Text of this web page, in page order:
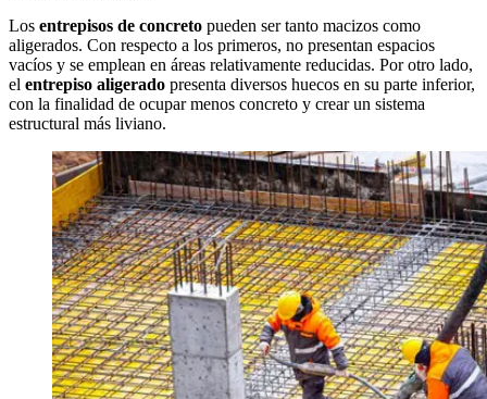
Los entrepisos de concreto pueden ser tanto macizos como
aligerados. Con respecto a los primeros, no presentan espacios
vacíos y se emplean en áreas relativamente reducidas. Por otro lado,
el entrepiso aligerado presenta diversos huecos en su parte inferior,
con la finalidad de ocupar menos concreto y crear un sistema
estructural más liviano.